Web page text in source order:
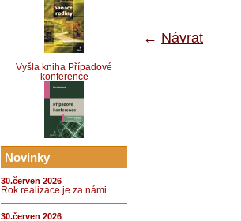
Vyšla kniha Případové
konference
Novinky
30.červen 2026
Rok realizace je za námi
30.červen 2026
← Návrat